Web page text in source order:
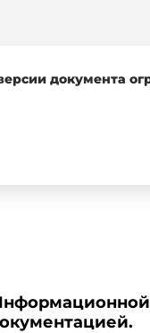
документа